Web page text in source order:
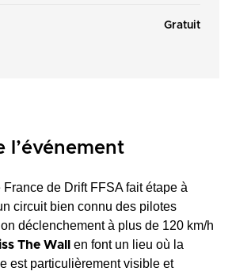
Gratuit
l’événement
de Drift FFSA fait étape à
circuit bien connu des pilotes
déclenchement à plus de 120 km/h
The Wall
en font un lieu où la
est particulièrement visible et